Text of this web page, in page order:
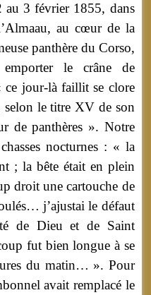
3 février 1855, dans
au cœur de la
panthère du Corso,
le crâne de
jour-là faillit se clore
le titre XV de son
de panthères ». Notre
nocturnes : « la
; la bête était en plein
droit une cartouche de
j’ajustai le défaut
de Dieu et de Saint
fut bien longue à se
du matin… ». Pour
avait remplacé le